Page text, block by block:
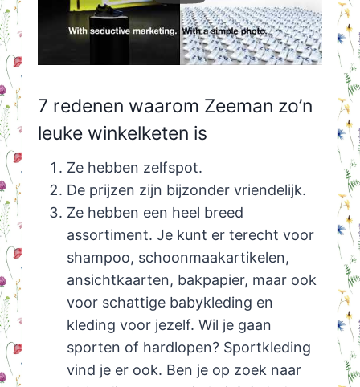
7 redenen waarom Zeeman zo’n
leuke winkelketen is
Ze hebben zelfspot.
De prijzen zijn bijzonder vriendelijk.
Ze hebben een heel breed
assortiment. Je kunt er terecht voor
shampoo, schoonmaakartikelen,
ansichtkaarten, bakpapier, maar ook
voor schattige babykleding en
kleding voor jezelf. Wil je gaan
sporten of hardlopen? Sportkleding
vind je er ook. Ben je op zoek naar